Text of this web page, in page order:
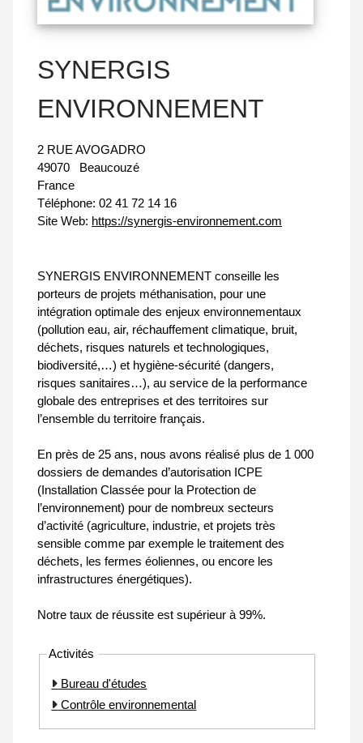
SYNERGIS
ENVIRONNEMENT
2 RUE AVOGADRO
49070
Beaucouzé
France
Téléphone: 02 41 72 14 16
Site Web: https://synergis-environnement.com
SYNERGIS ENVIRONNEMENT conseille les
porteurs de projets méthanisation, pour une
intégration optimale des enjeux environnementaux
(pollution eau, air, réchauffement climatique, bruit,
déchets, risques naturels et technologiques,
biodiversité,…) et hygiène-sécurité (dangers,
risques sanitaires…), au service de la performance
globale des entreprises et des territoires sur
l’ensemble du territoire français.
En près de 25 ans, nous avons réalisé plus de 1 000
dossiers de demandes d’autorisation ICPE
(Installation Classée pour la Protection de
l’environnement) pour de nombreux secteurs
d’activité (agriculture, industrie, et projets très
sensible comme par exemple le traitement des
déchets, les fermes éoliennes, ou encore les
infrastructures énergétiques).
Notre taux de réussite est supérieur à 99%.
Activités
Bureau d'études
Contrôle environnemental